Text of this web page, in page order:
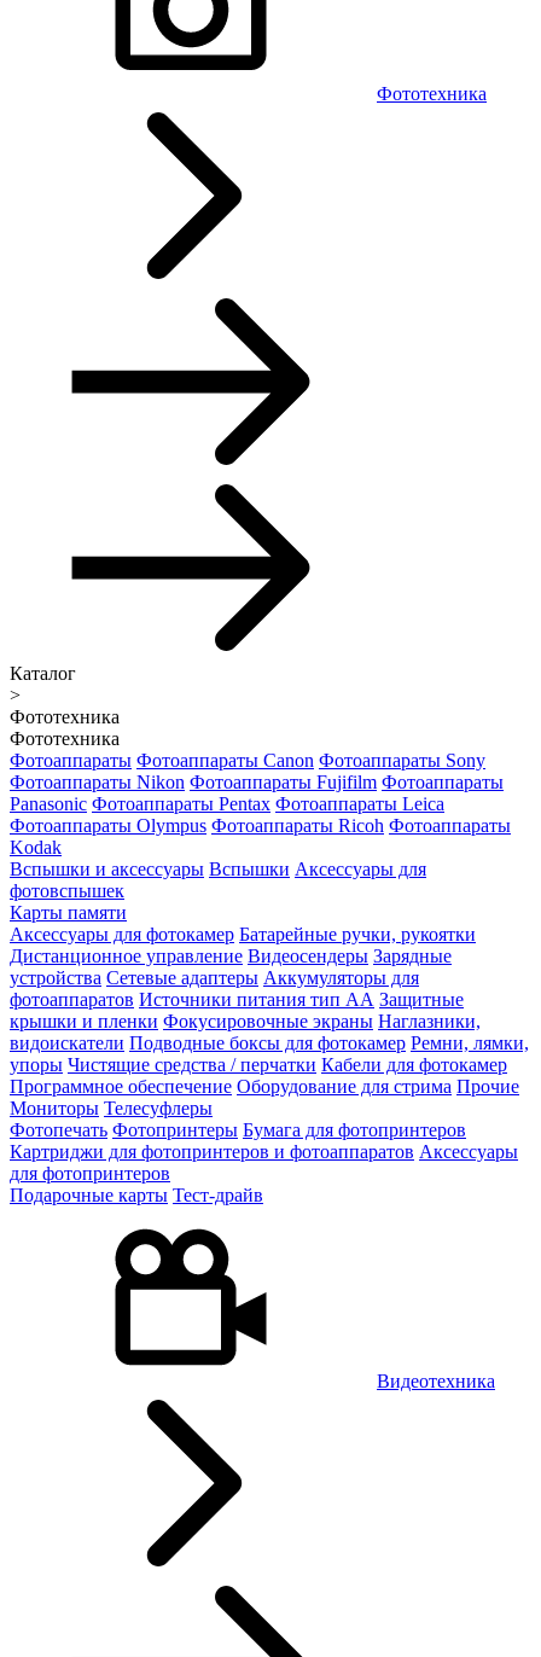
Фототехника
Каталог
>
Фототехника
Фототехника
Фотоаппараты Фотоаппараты Canon Фотоаппараты Sony
Фотоаппараты Nikon Фотоаппараты Fujifilm Фотоаппараты
Panasonic Фотоаппараты Pentax Фотоаппараты Leica
Фотоаппараты Olympus Фотоаппараты Ricoh Фотоаппараты
Kodak
Вспышки и аксессуары Вспышки Аксессуары для
фотовспышек
Карты памяти
Аксессуары для фотокамер Батарейные ручки, рукоятки
Дистанционное управление Видеосендеры Зарядные
устройства Сетевые адаптеры Аккумуляторы для
фотоаппаратов Источники питания тип АА Защитные
крышки и пленки Фокусировочные экраны Наглазники,
видоискатели Подводные боксы для фотокамер Ремни, лямки,
упоры Чистящие средства / перчатки Кабели для фотокамер
Программное обеспечение Оборудование для стрима Прочие
Мониторы Телесуфлеры
Фотопечать Фотопринтеры Бумага для фотопринтеров
Картриджи для фотопринтеров и фотоаппаратов Аксессуары
для фотопринтеров
Подарочные карты Тест-драйв
Видеотехника